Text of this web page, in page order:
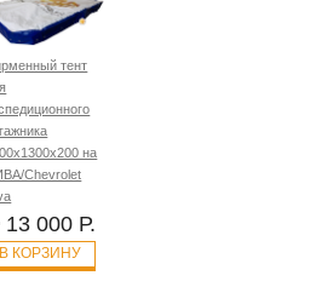
тент
на
Chevrolet
13 000 Р.
В КОРЗИНУ